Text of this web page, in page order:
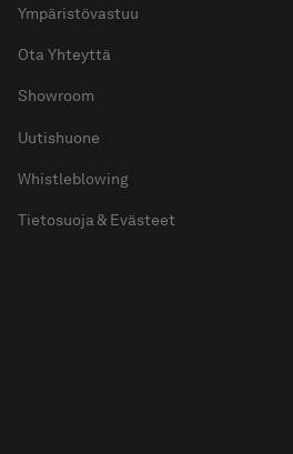
Ympäristövastuu
Ota Yhteyttä
Showroom
Uutishuone
Whistleblowing
Tietosuoja & Evästeet